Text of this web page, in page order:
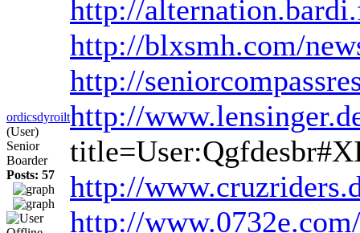
ordicsdyroilt
(User)
Senior
Boarder
Posts: 57
http://
http://blxsmh.com/
http://
http://
http://
http://